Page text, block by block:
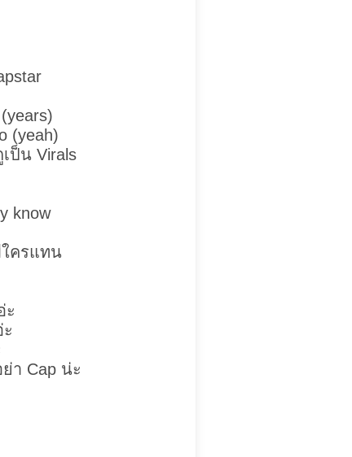
(yeah)
ป็น Virals
know
ใครแทน
ะ
า Cap น่ะ